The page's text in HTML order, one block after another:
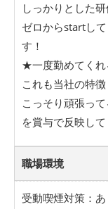
しっかりとした
ゼロからstartし
す！
★一度勤めてく
これも当社の特徴
こっそり頑張っ
を賞与で反映して
職場環境
受動喫煙対策：あ